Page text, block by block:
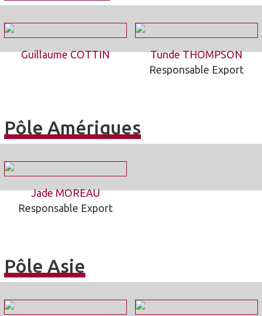
Guillaume COTTIN
Tunde THOMPSON
Responsable Export
Pôle Amériques
Jade MOREAU
Responsable Export
Pôle Asie